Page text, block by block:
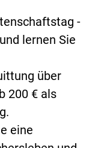
-
lernen Sie
über
200 € als
eine